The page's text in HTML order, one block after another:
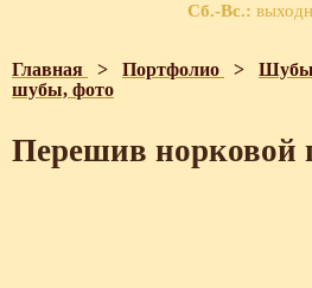
Сб.-Вс.:
Главная > Портфолио > Шубы
шубы, фото
Перешив норковой